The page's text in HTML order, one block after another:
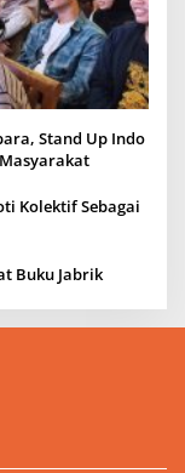
Stand Up Indo
Kolektif Sebagai
Buku Jabrik